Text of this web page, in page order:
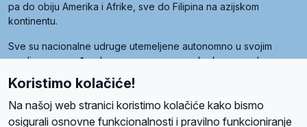
pa do obiju Amerika i Afrike, sve do Filipina na azijskom
kontinentu.
Sve su nacionalne udruge utemeljene autonomno u svojim
zemljama, a međusobna su povezane preko krovne udruge
pod nazivom Svjetska obitelj Radio Marije (World Family of
Radio Maria). Svjetsku obitelj utemeljilo je sedam članica, među
kojima je i hrvatska Udruga Radio Marija.
Koristimo kolačiće!
Na našoj web stranici koristimo kolačiće kako bismo
osigurali osnovne funkcionalnosti i pravilno funkcioniranje